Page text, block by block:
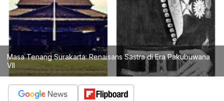
Masa Tenang Surakarta: Renaisans Sastra di Era Pakubuwana
VII